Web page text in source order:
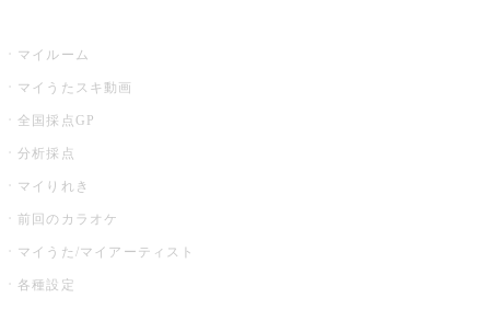
マイルーム
マイうたスキ動画
全国採点GP
分析採点
マイりれき
前回のカラオケ
マイうた/マイアーティスト
各種設定